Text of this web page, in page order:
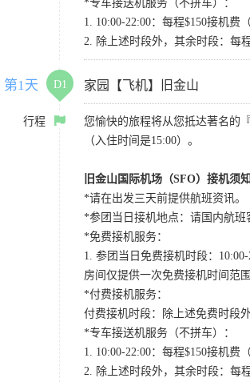
*专车接送机服务（不拼车）：
1. 10:00-22:00：每程$150接机
2. 除上述时段外，其余时段：每
第1天 D1 家园【飞机】旧金山
行程
您愉快的旅程将从您抵达著名的
（入住时间是15:00）。
旧金山国际机场（SFO）接机须
*请在出发三天前提供航班资讯。
*参团当日接机地点：请国内航班
*免费接机服务：
1. 参团当日免费接机时段：
房间仅提供一次免费接机时间范
*付费接机服务：
付费接机时段：除上述免费时段
*专车接送机服务（不拼车）：
1. 10:00-22:00：每程$150接机
2. 除上述时段外，其余时段：每